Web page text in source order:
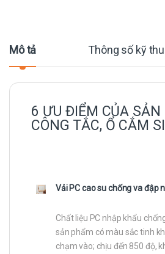
Mô tả Thông số kỹ
6 ƯU ĐIỂM CỦA SẢN
CÔNG TẮC, Ổ CẮM
Vải PC cao su chống va đập
Chất liệu PC nhập khẩu
sản phẩm có màu sắc tinh
chạm vào; chịu đến 850 độ,